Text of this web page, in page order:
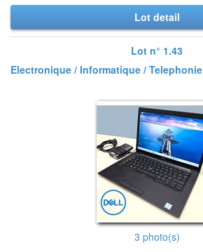
Lot detail
Lot n° 1.43
Electronique / Informatique / Telephonie
3 photo(s)